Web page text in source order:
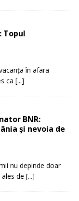
Topul
în afara
ca [...]
BNR:
și nevoia de
nu depinde doar
de [...]